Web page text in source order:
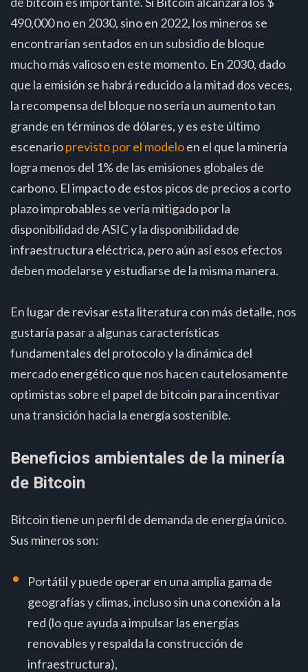
490,000 no en 2030, sino en 2022, los mineros se
encontrarían sentados en un subsidio de bloque
mucho más valioso en este momento. En 2030, dado
que la emisión se habrá reducido a la mitad dos veces,
la recompensa del bloque no sería un aumento tan
grande en términos de dólares, y es este último
escenarioprevisto por el modeloen el que la minería
logra menos del 1% de las emisiones globales de
carbono. El impacto de estos picos de precios a corto
plazo improbables se vería mitigado por la
disponibilidad de ASIC y la disponibilidad de
infraestructura eléctrica, pero aún así esos efectos
deben modelarse y estudiarse de la misma manera.
En lugar de revisar esta literatura con más detalle, nos
gustaría pasar a algunas características
fundamentales del protocolo y la dinámica del
mercado energético que nos hacen cautelosamente
optimistas sobre el papel de bitcoin para incentivar
una transición hacia la energía sostenible.
Beneficios ambientales de la minería
de Bitcoin
Bitcoin tiene un perfil de demanda de energía único.
Sus mineros son:
Portátil y puede operar en una amplia gama de
geografías y climas, incluso sin una conexión a la
red (lo que ayuda a impulsar las energías
renovables y respalda la construcción de
infraestructura),